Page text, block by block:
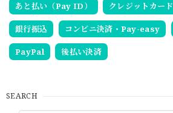
あと払い（Pay ID）
クレジットカード
銀行振込 コンビニ決済・Pay-easy
PayPal 後払い決済
SEARCH